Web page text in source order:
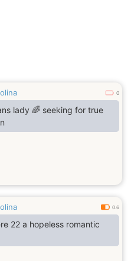
0
lady 🌈 seeking for true
0.6
22 a hopeless romantic